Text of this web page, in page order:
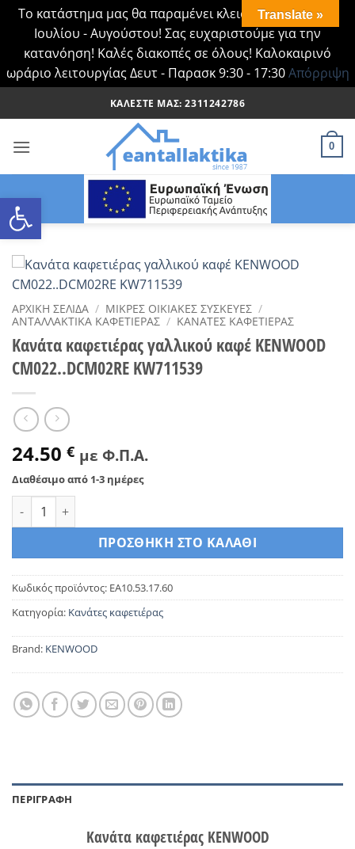
Ανοίξτε τη γραμμή εργαλείων
Το κατάστημα μας θα παραμένει κλειστό Τα Σάββατα
Ιουλίου - Αυγούστου! Σας ευχαριστούμε για την
κατανόηση! Καλές διακοπές σε όλους! Καλοκαιρινό
ωράριο λειτουργίας Δευτ - Παρασκ 9:30 - 17:30Απόρριψη
στο
ΚΑΛΈΣΤΕ ΜΑΣ: 2311242786
0
ΑΡΧΙΚΉ ΣΕΛΊΔΑ / ΜΙΚΡΈΣ ΟΙΚΙΑΚΈΣ ΣΥΣΚΕΥΈΣ /
ΑΝΤΑΛΛΑΚΤΙΚΆ ΚΑΦΕΤΙΈΡΑΣ / ΚΑΝΆΤΕΣ ΚΑΦΕΤΙΈΡΑΣ
Κανάτα καφετιέρας γαλλικού καφέ KENWOOD
CM022..DCM02RE KW711539
24.50 € με Φ.Π.Α.
Διαθέσιμο από 1-3 ημέρες
Κανάτα καφετιέρας γαλλικού καφέ KENWOOD
ΠΡΟΣΘΉΚΗ ΣΤΟ ΚΑΛΆΘΙ
Κωδικός προϊόντος: EA10.53.17.60
Κατηγορία: Κανάτες καφετιέρας
Brand: KENWOOD
ΠΕΡΙΓΡΑΦΉ
Κανάτα καφετιέρας KENWOOD
Translate »